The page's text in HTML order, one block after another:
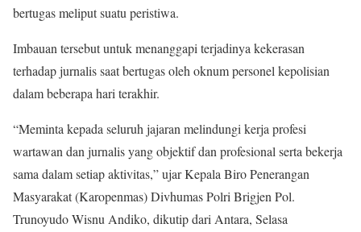
bertugas meliput suatu peristiwa.
Imbauan tersebut untuk menanggapi terjadinya kekerasan
terhadap jurnalis saat bertugas oleh oknum personel kepolisian
dalam beberapa hari terakhir.
“Meminta kepada seluruh jajaran melindungi kerja profesi
wartawan dan jurnalis yang objektif dan profesional serta bekerja
sama dalam setiap aktivitas,” ujar Kepala Biro Penerangan
Masyarakat (Karopenmas) Divhumas Polri Brigjen Pol.
Trunoyudo Wisnu Andiko, dikutip dari Antara, Selasa